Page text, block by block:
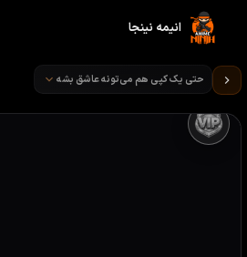
انیمه نینجا
تماشای انیمه حتی یک کپی هم می‌تونه عاشق
حتی یک کپی هم می‌تونه عاشق بشه